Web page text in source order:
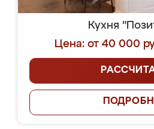
Кухня
Цена: от 40 000